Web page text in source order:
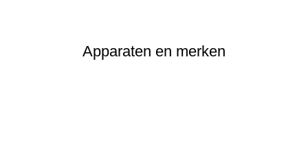
Apparaten en merken